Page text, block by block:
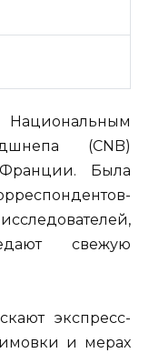
Национальным
(CNB)
Была
свежую
экспресс-
и мерах